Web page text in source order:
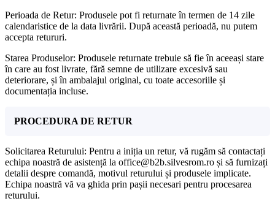
Perioada de Retur: Produsele pot fi returnate în termen de 14 zile
calendaristice de la data livrării. După această perioadă, nu putem
accepta retururi.
Starea Produselor: Produsele returnate trebuie să fie în aceeași stare
în care au fost livrate, fără semne de utilizare excesivă sau
deteriorare, și în ambalajul original, cu toate accesoriile și
documentația incluse.
PROCEDURA DE RETUR
Solicitarea Returului: Pentru a iniția un retur, vă rugăm să contactați
echipa noastră de asistență la office@b2b.silvesrom.ro și să furnizați
detalii despre comandă, motivul returului și produsele implicate.
Echipa noastră vă va ghida prin pașii necesari pentru procesarea
returului.